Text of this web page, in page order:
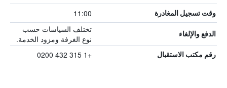
وقت تسجيل المغادرة 11:00
الدفع والإلغاء
تختلف السياسات حسب
نوع الغرفة ومزود الخدمة.
رقم مكتب الاستقبال +1 315 432 0200